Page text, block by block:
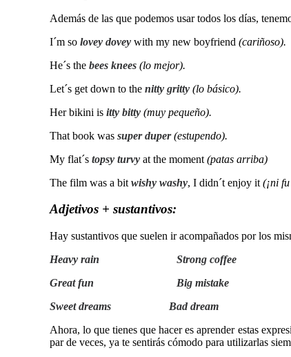
Además de las que podemos usar todos los días,
I´m so lovey dovey with my new boyfriend (cariñoso).
He´s the bees knees (lo mejor).
Let´s get down to the nitty gritty (lo básico).
Her bikini is itty bitty (muy pequeño).
That book was super duper(estupendo).
My flat´s topsy turvy at the moment (patas arriba)
The film was a bit wishy washy, I didn´t enjoy it (¡ni
Adjetivos + sustantivos:
Hay sustantivos que suelen ir acompañados por los
Heavy rain Strong
Great fun Big mistake
Sweet dreams Bad
Ahora, lo que tienes que hacer es aprender estas
par de veces, ya te sentirás cómodo para utilizarlas